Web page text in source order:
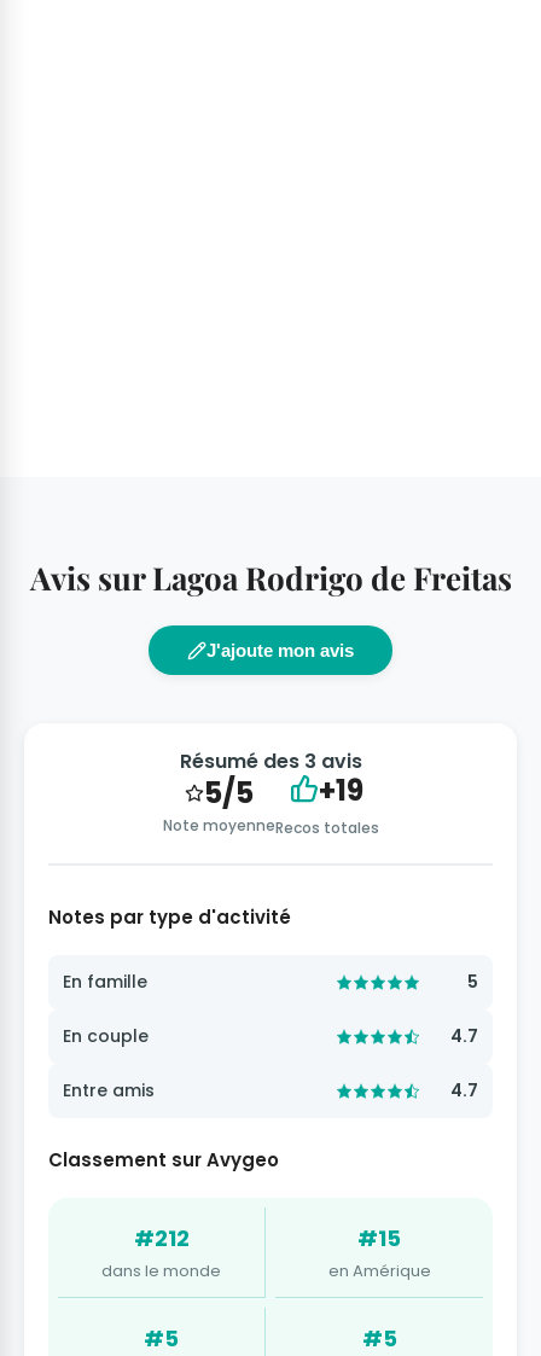
Avis sur Lagoa Rodrigo de Freitas
J'ajoute mon avis
Résumé des 3 avis
5/5
Note moyenne
+19
Recos totales
Notes par type d'activité
En famille 5
En couple 4.7
Entre amis 4.7
Classement sur Avygeo
#212
dans le monde
#15
en Amérique
#5 #5